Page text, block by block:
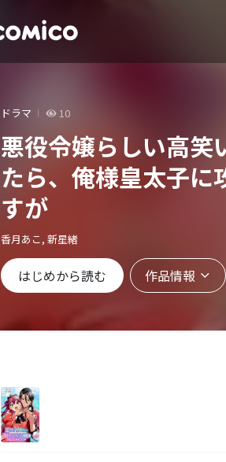
ドラマ 10
悪役令嬢らしい高笑
たら、俺様皇太子に
すが
香月あこ, 新星緒
はじめから読む 作品情報